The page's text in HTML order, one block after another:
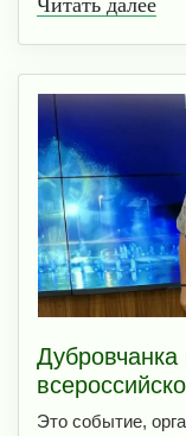
Читать далее
Дубровчанка
Это событие,